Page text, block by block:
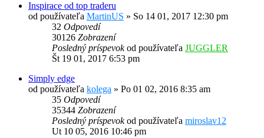
Inspirace od top traderu
od používateľa MartinUS » So 14 01, 2017 12:30 pm
32 Odpovedí
30126 Zobrazení
Posledný príspevokod používateľa JUGGLER
Št 19 01, 2017 6:53 pm
Simply edge
od používateľa kolega » Po 01 02, 2016 8:35 am
35 Odpovedí
35344 Zobrazení
Posledný príspevokod používateľa miroslav12
Ut 10 05, 2016 10:46 pm